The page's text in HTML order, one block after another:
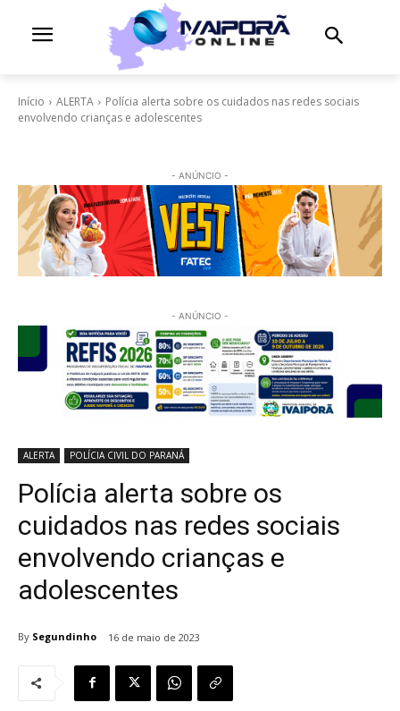
Início ALERTA
Polícia alerta sobre os cuidados nas redes sociais
envolvendo crianças e adolescentes
- ANÚNCIO -
- ANÚNCIO -
ALERTA POLÍCIA CIVIL DO PARANÁ
Polícia alerta sobre os
cuidados nas redes sociais
envolvendo crianças e
adolescentes
By Segundinho 16 de maio de 2023